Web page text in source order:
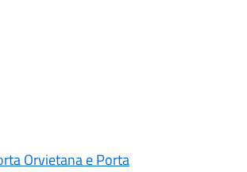
Orvietana e Porta